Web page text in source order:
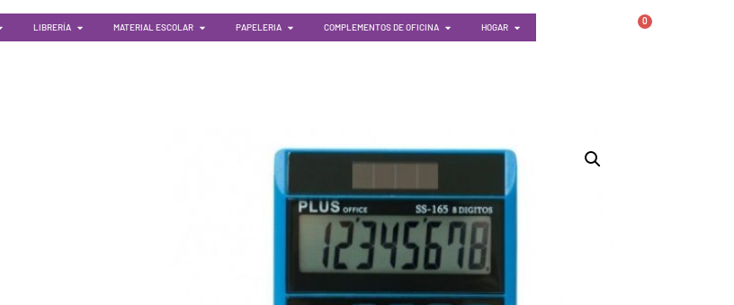
LIBRERÍA MATERIAL ESCOLAR PAPELERIA COMPLEMENTOS DE OFICINA HOGAR
0